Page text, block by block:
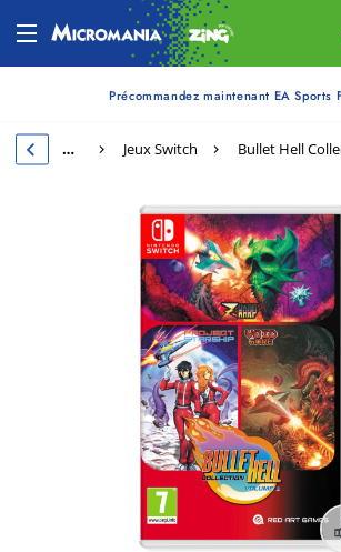
Précommandez maintenant EA Sports
… Jeux Switch Bullet Hell